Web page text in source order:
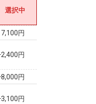
選択中
円
円
円
円